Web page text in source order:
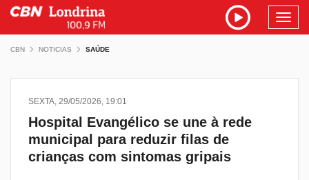
CBN NOTICIAS SAÚDE
SEXTA, 29/05/2026, 19:01
Hospital Evangélico se une à rede
municipal para reduzir filas de
crianças com sintomas gripais